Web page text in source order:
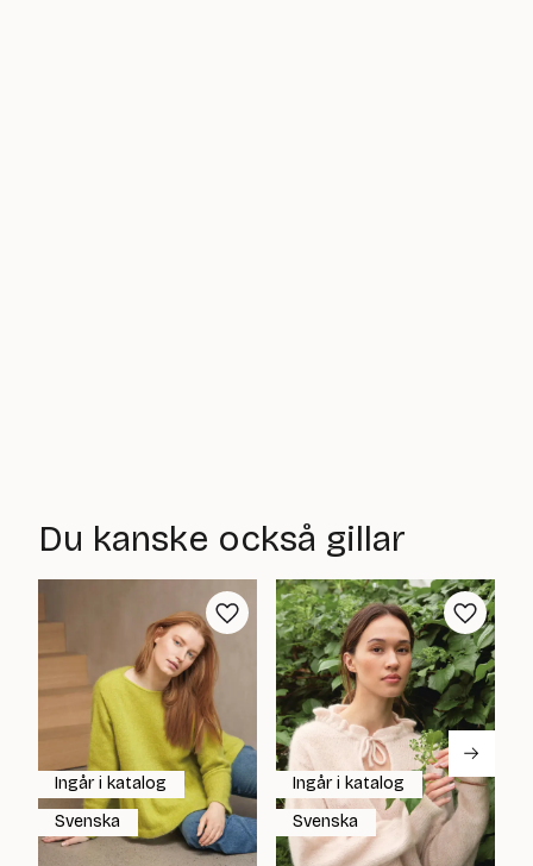
Du kanske också gillar
Ingår i katalog
Svenska
Ingår i katalog
Svenska